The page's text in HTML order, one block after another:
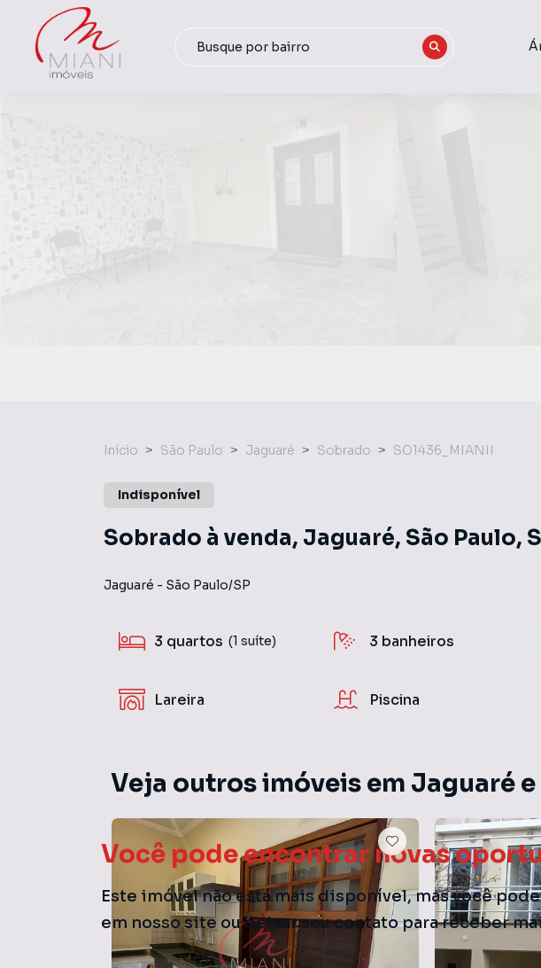
Você pode encontrar novas
Este imóvel não está mais disponível, mas você
em nosso site ou deixar seu contato para receber
Início São Paulo Jaguaré Sobrado SO1436_MIANII
Indisponível
Sobrado à venda, Jaguaré, São Paulo,
Jaguaré - São Paulo/SP
3 quartos (1 suíte) 3 banheiros
Lareira Piscina
Veja outros imóveis em Jaguaré